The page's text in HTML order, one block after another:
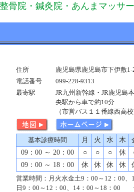
骨院・鍼灸院・あんまマッサ
住所
鹿児島県鹿児島市下伊敷1-
電話番号
099-228-9313
最寄駅
JR九州新幹線・JR鹿児島
央駅から車で約10分
（市営バス１１番線西高
基本診療時間 月 火 水 木
09：00 ～ 20：00
○ ○ ○ 休
09：00 ～ 18：00
休 休 休 休
営業時間：月火水金土9：00～12：
日9：00～12：00、14：00～18：00